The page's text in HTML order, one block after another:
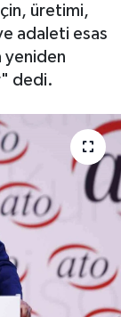
üretimi,
adaleti esas
yeniden
dedi.